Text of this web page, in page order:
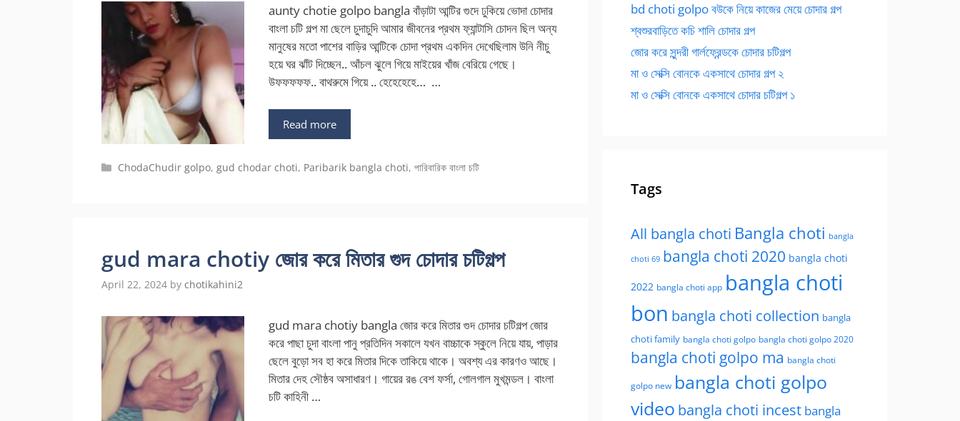
aunty chotie golpo bangla বাঁড়াটা আন্টির গুদে ঢুকিয়ে ভোদা চোদার
বাংলা চটি গল্প মা ছেলে চুদাচুদি আমার জীবনের প্রথম ফ্যান্টাসি চোদন ছিল অন্য
মানুষের মতো পাশের বাড়ির আন্টিকে চোদা প্রথম একদিন দেখেছিলাম উনি নীচু
হয়ে ঘর ঝাঁট দিচ্ছেন.. আঁচল ঝুলে গিয়ে মাইয়ের খাঁজ বেরিয়ে গেছে।
উফফফফফ.. বাথরুমে গিয়ে .. হেহেহেহে… …
Read more
Categories
ChodaChudir golpo,gud chodar choti, Paribarik bangla choti,পারিবারিক বাংলা চটি
gud mara chotiy জোর করে মিতার গুদ চোদার চটিগল্প
April 22, 2024 by chotikahini2
gud mara chotiy bangla জোর করে মিতার গুদ চোদার চটিগল্প জোর
করে পাছা চুদা বাংলা পানু প্রতিদিন সকালে যখন বাচ্চাকে স্কুলে নিয়ে যায়, পাড়ার
ছেলে বুড়ো সব হা করে মিতার দিকে তাকিয়ে থাকে। অবশ্য এর কারণও আছে।
মিতার দেহ সৌষ্ঠব অসাধারণ। গায়ের রঙ বেশ ফর্সা, গোলগাল মুখমন্ডল। বাংলা
চটি কাহিনী …
bd choti golpo বউকে নিয়ে কাজের মেয়ে চোদার গল্প
শ্বশুরবাড়িতে কচি শালি চোদার গল্প
জোর করে সুন্দরী গার্লফ্রেন্ডকে চোদার চটিগল্প
মা ও সেক্সি বোনকে একসাথে চোদার গল্প ২
মা ও সেক্সি বোনকে একসাথে চোদার চটিগল্প ১
Tags
All bangla choti Bangla choti bangla
choti 69 bangla choti 2020 bangla choti
2022 bangla choti app bangla choti
bon bangla choti collection bangla
choti family bangla choti golpo bangla choti golpo 2020
bangla choti golpo ma bangla choti
golpo new bangla choti golpo
video bangla choti incest bangla